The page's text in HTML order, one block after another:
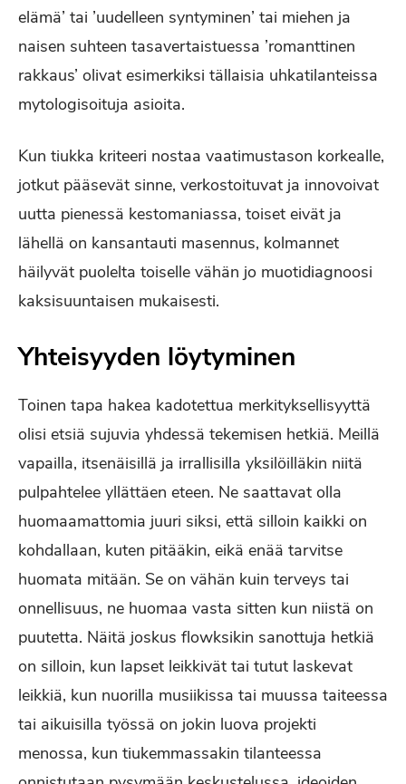
elämä’ tai ’uudelleen syntyminen’ tai miehen ja
naisen suhteen tasavertaistuessa ’romanttinen
rakkaus’ olivat esimerkiksi tällaisia uhkatilanteissa
mytologisoituja asioita.
Kun tiukka kriteeri nostaa vaatimustason korkealle,
jotkut pääsevät sinne, verkostoituvat ja innovoivat
uutta pienessä kestomaniassa, toiset eivät ja
lähellä on kansantauti masennus, kolmannet
häilyvät puolelta toiselle vähän jo muotidiagnoosi
kaksisuuntaisen mukaisesti.
Yhteisyyden löytyminen
Toinen tapa hakea kadotettua merkityksellisyyttä
olisi etsiä sujuvia yhdessä tekemisen hetkiä. Meillä
vapailla, itsenäisillä ja irrallisilla yksilöilläkin niitä
pulpahtelee yllättäen eteen. Ne saattavat olla
huomaamattomia juuri siksi, että silloin kaikki on
kohdallaan, kuten pitääkin, eikä enää tarvitse
huomata mitään. Se on vähän kuin terveys tai
onnellisuus, ne huomaa vasta sitten kun niistä on
puutetta. Näitä joskus flowksikin sanottuja hetkiä
on silloin, kun lapset leikkivät tai tutut laskevat
leikkiä, kun nuorilla musiikissa tai muussa taiteessa
tai aikuisilla työssä on jokin luova projekti
menossa, kun tiukemmassakin tilanteessa